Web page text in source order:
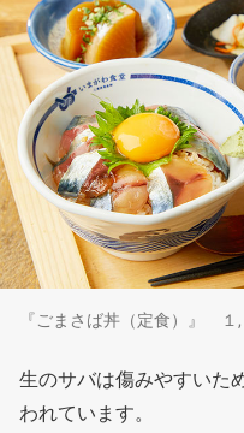
『ごまさば丼（定食）』 １,
生のサバは傷みやすいた
われています。